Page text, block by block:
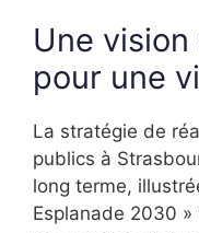
Une
pour une
La stratégie de
publics à
long terme,
Esplanade 2030